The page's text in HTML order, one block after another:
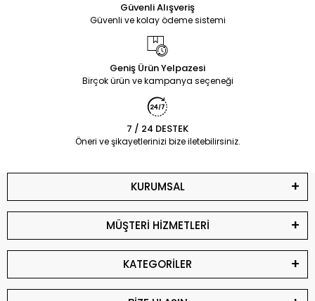
Güvenli Alışveriş
Güvenli ve kolay ödeme sistemi
Geniş Ürün Yelpazesi
Birçok ürün ve kampanya seçeneği
7 / 24 DESTEK
Öneri ve şikayetlerinizi bize iletebilirsiniz.
KURUMSAL
MÜŞTERİ HİZMETLERİ
KATEGORİLER